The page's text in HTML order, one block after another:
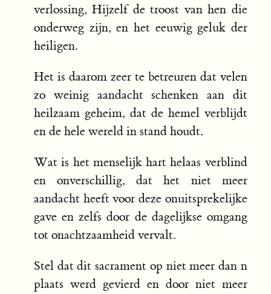
verlossing, Hijzelf de troost van hen die
onderweg zijn, en het eeuwig geluk der
heiligen.
Het is daarom zeer te betreuren dat velen
zo weinig aandacht schenken aan dit
heilzaam geheim, dat de hemel verblijdt
en de hele wereld in stand houdt.
Wat is het menselijk hart helaas verblind
en onverschillig, dat het niet meer
aandacht heeft voor deze onuitsprekelijke
gave en zelfs door de dagelijkse omgang
tot onachtzaamheid vervalt.
Stel dat dit sacrament op niet meer dan n
plaats werd gevierd en door niet meer